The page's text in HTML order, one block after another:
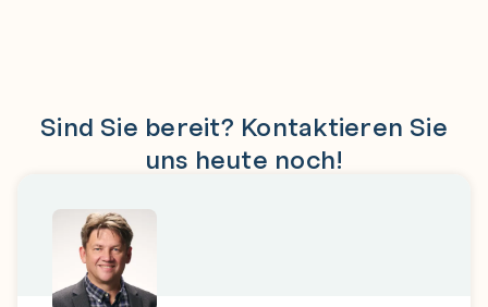
Sind Sie bereit? Kontaktieren Sie
uns heute noch!